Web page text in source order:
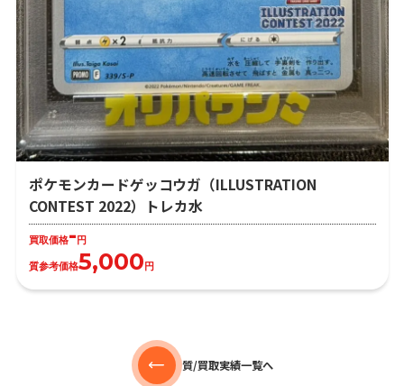
ポケモンカードゲッコウガ（ILLUSTRATION
CONTEST 2022）トレカ水
買取価格- 円
質参考価格5,000 円
質/買取実績一覧へ